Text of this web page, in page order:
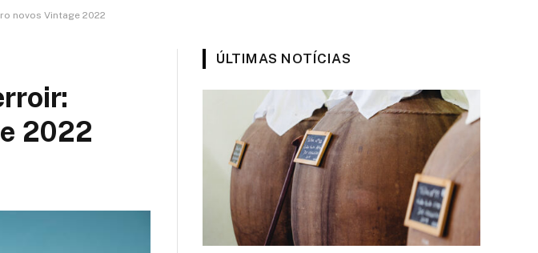
novos Vintage 2022
2022
ÚLTIMAS NOTÍCIAS